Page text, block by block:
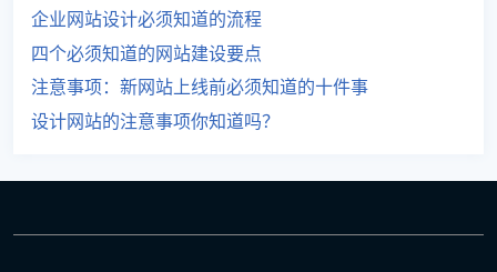
企业网站设计必须知道的流程
四个必须知道的网站建设要点
注意事项：新网站上线前必须知道的十件事
设计网站的注意事项你知道吗？